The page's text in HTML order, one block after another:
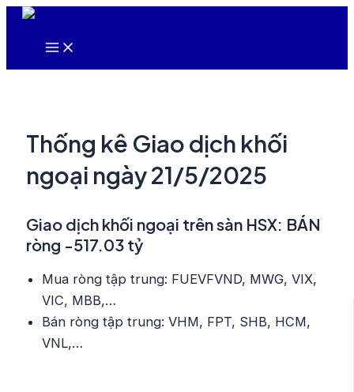
Nhảy
Main
Thống kê Giao dịch khối
ngoại ngày 21/5/2025
Giao dịch khối ngoại trên sàn HSX: BÁN
ròng -517.03 tỷ
Mua ròng tập trung: FUEVFVND, MWG, VIX,
VIC, MBB,…
Bán ròng tập trung: VHM, FPT, SHB, HCM,
VNL,…